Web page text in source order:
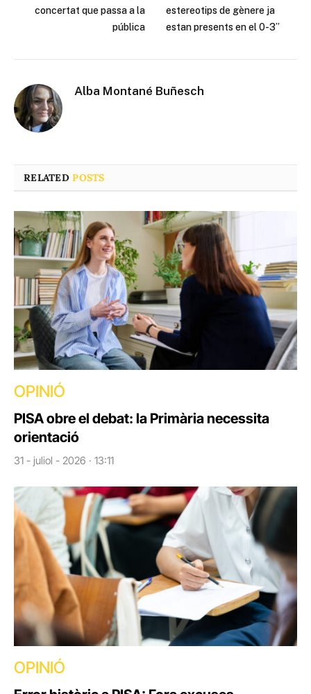
concertat que passa a la
pública
estereotips de gènere ja
estan presents en el 0-3”
Alba Montané Buñesch
RELATEDPOSTS
OPINIÓ
PISA obre el debat: la Primària necessita
orientació
31 - juliol - 2026 · 13:11
OPINIÓ